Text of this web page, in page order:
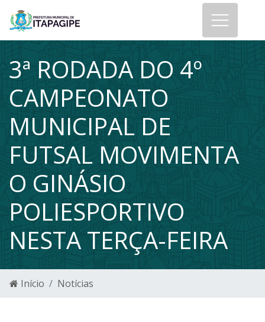
3ª RODADA DO 4º
CAMPEONATO
MUNICIPAL DE
FUTSAL MOVIMENTA
O GINÁSIO
POLIESPORTIVO
NESTA TERÇA-FEIRA
Início Notícias